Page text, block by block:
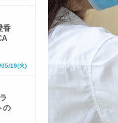
香
19(火)
の